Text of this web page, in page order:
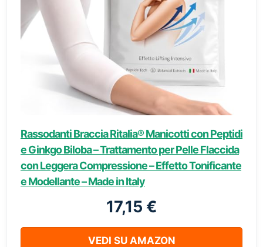
Rassodanti Braccia Ritalia® Manicotti con Peptidi
e Ginkgo Biloba – Trattamento per Pelle Flaccida
con Leggera Compressione – Effetto Tonificante
e Modellante – Made in Italy
17,15 €
VEDI SU AMAZON